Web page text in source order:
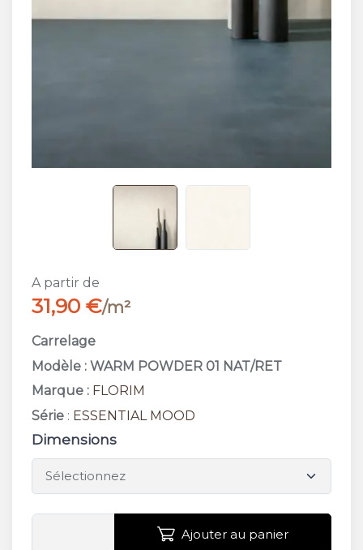
A partir de
31,90 €/m²
Carrelage
Modèle : WARM POWDER 01 NAT/RET
Marque : FLORIM
Série : ESSENTIAL MOOD
Dimensions
Ajouter au panier